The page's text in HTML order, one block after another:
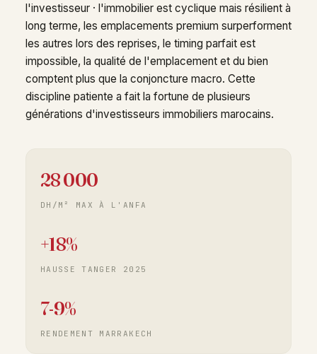
l'investisseur · l'immobilier est cyclique mais résilient à
long terme, les emplacements premium surperforment
les autres lors des reprises, le timing parfait est
impossible, la qualité de l'emplacement et du bien
comptent plus que la conjoncture macro. Cette
discipline patiente a fait la fortune de plusieurs
générations d'investisseurs immobiliers marocains.
28 000
DH/M² MAX À L'ANFA
+18%
HAUSSE TANGER 2025
7-9%
RENDEMENT MARRAKECH